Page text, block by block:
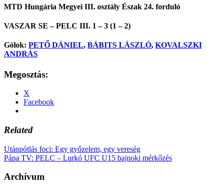
MTD Hungária Megyei III. osztály Észak 24. forduló
VASZAR SE – PELC III. 1 – 3 (1 – 2)
Gólok: PETŐ DÁNIEL, BÁBITS LÁSZLÓ, KOVALSZKI
ANDRÁS
Megosztás:
X
Facebook
Related
Utánpótlás foci: Egy győzelem, egy vereség
Pápa TV: PELC – Lurkó UFC U15 bajnoki mérkőzés
Archívum